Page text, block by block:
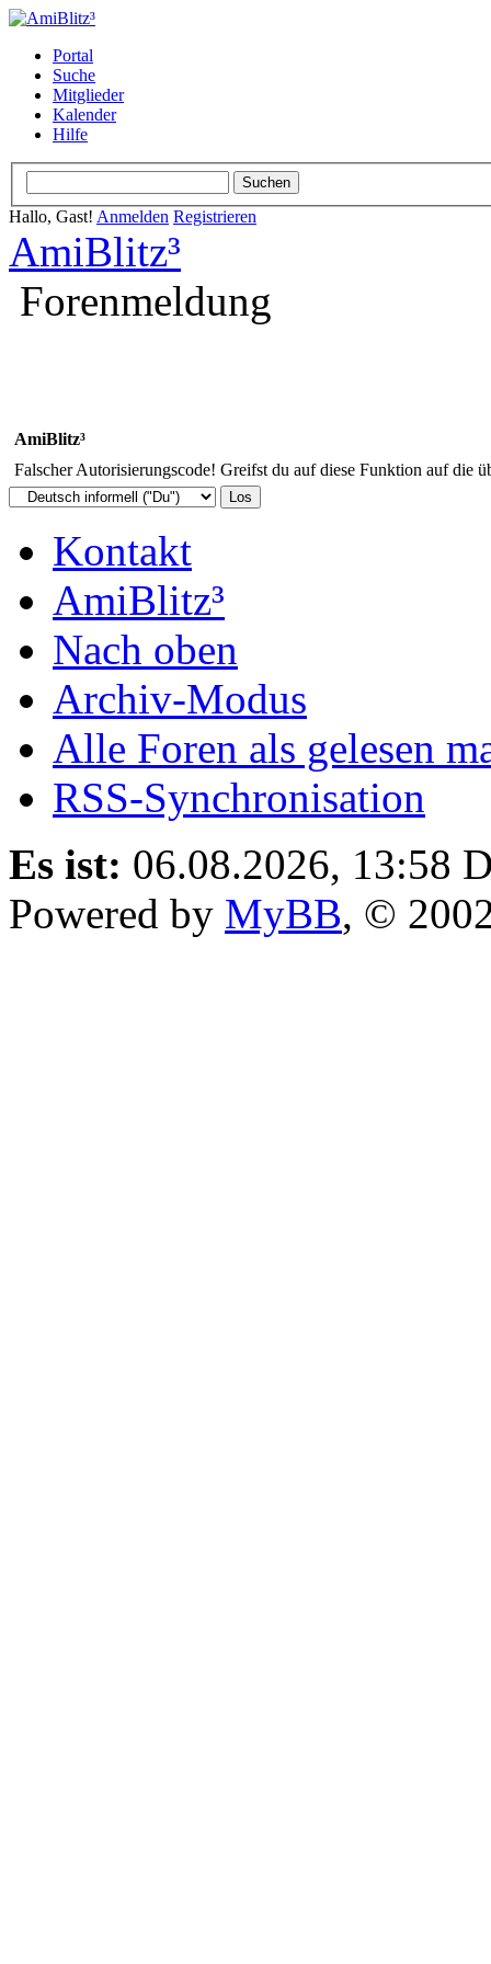
Portal
Suche
Mitglieder
Kalender
Hilfe
Hallo, Gast! Anmelden Registrieren
AmiBlitz³
Forenmeldung
AmiBlitz³
Falscher Autorisierungscode! Greifst du auf diese Funktion auf die
Kontakt
AmiBlitz³
Nach oben
Archiv-Modus
Alle Foren als gelesen
RSS-Synchronisation
Es ist: 06.08.2026, 13:58
Powered by MyBB, ©